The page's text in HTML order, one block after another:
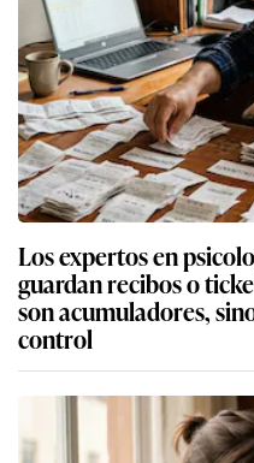
Los expertos en
guardan recibos o
son acumuladores,
control